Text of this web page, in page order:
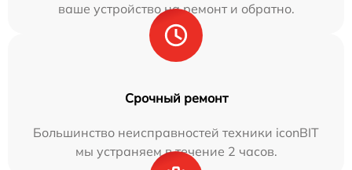
ваше устройство на ремонт и обратно.
Срочный ремонт
Большинство неисправностей техники iconBIT
мы устраняем в течение 2 часов.